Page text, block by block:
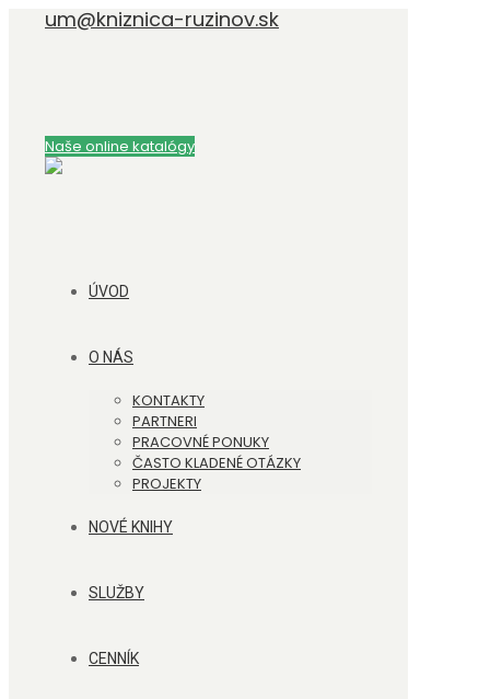
um@kniznica-ruzinov.sk
Naše online katalógy
ÚVOD
O NÁS
KONTAKTY
PARTNERI
PRACOVNÉ PONUKY
ČASTO KLADENÉ OTÁZKY
PROJEKTY
NOVÉ KNIHY
SLUŽBY
CENNÍK